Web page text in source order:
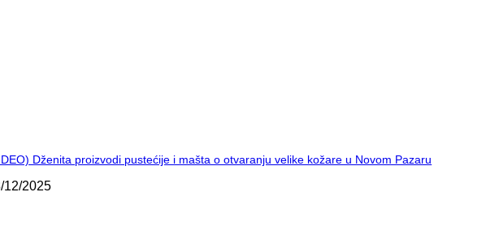
Dženita proizvodi pustećije i mašta o otvaranju velike kožare u Novom Pazaru
12/2025